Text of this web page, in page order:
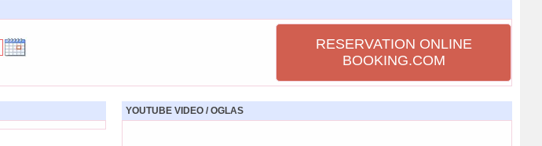
RESERVATION ONLINE
BOOKING.COM
YOUTUBE VIDEO / OGLAS